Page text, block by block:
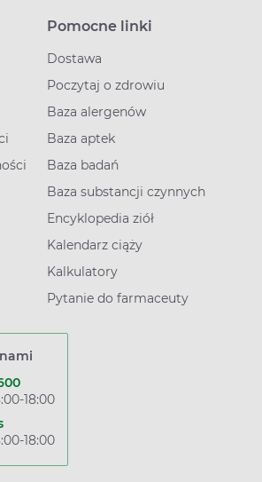
Pomocne linki
Dostawa
Poczytaj o zdrowiu
Baza alergenów
Baza aptek
Baza badań
Baza substancji czynnych
Encyklopedia ziół
Kalendarz ciąży
Kalkulatory
Pytanie do farmaceuty
18:00
18:00